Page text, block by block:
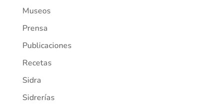
Museos
Prensa
Publicaciones
Recetas
Sidra
Sidrerías